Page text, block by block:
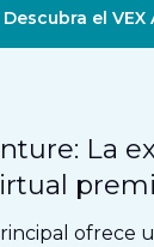
Descubra el VEX
La
ofrece